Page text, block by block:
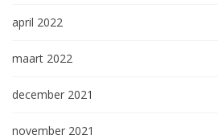
april 2022
maart 2022
december 2021
november 2021